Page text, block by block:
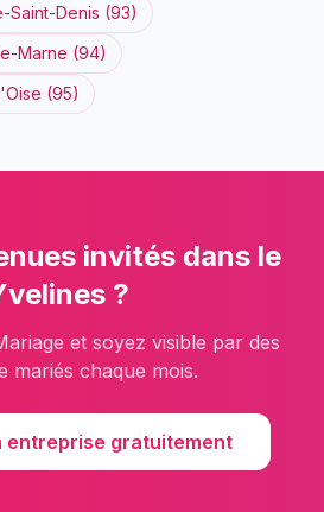
Saint-Denis (93)
Marne (94)
(95)
invitésdans le
?
et soyez visible par des
mariés chaque mois.
entreprise gratuitement